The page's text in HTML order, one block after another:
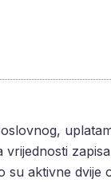
aktivne dvije